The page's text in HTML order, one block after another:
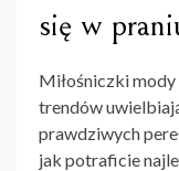
się w
Miłośniczki mody
trendów
prawdziwych
jak potraficie